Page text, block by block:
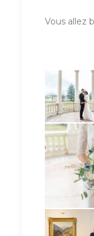
Vous allez